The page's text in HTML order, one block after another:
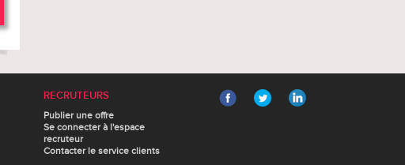
RECRUTEURS
Publier une offre
Se connecter à l'espace
recruteur
Contacter le service clients